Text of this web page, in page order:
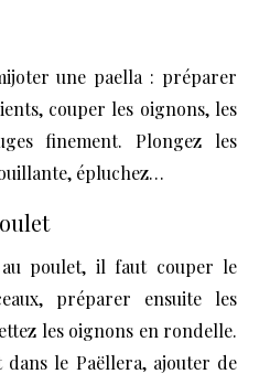
une paella : préparer
couper les oignons, les
finement. Plongez les
épluchez…
poulet, il faut couper le
préparer ensuite les
les oignons en rondelle.
le Paëllera, ajouter de